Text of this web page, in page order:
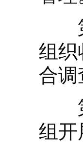
第
组织
合调
第
组开